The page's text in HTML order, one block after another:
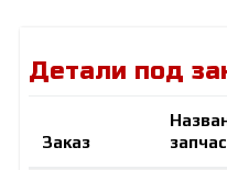
Детали под
Заказ